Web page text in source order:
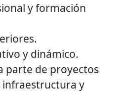
y formación
y dinámico.
parte de proyectos
y